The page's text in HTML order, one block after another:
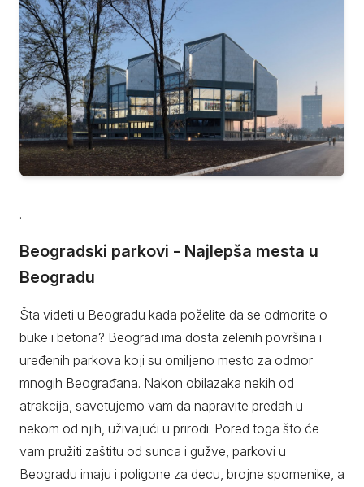
.
Beogradski parkovi - Najlepša mesta u
Beogradu
Šta videti u Beogradu kada poželite da se odmorite o
buke i betona? Beograd ima dosta zelenih površina i
uređenih parkova koji su omiljeno mesto za odmor
mnogih Beograđana. Nakon obilazaka nekih od
atrakcija, savetujemo vam da napravite predah u
nekom od njih, uživajući u prirodi. Pored toga što će
vam pružiti zaštitu od sunca i gužve, parkovi u
Beogradu imaju i poligone za decu, brojne spomenike, a